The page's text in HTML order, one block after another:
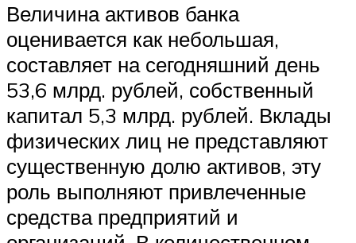
Величина активов банка
оценивается как небольшая,
составляет на сегодняшний день
53,6 млрд. рублей, собственный
капитал 5,3 млрд. рублей. Вклады
физических лиц не представляют
существенную долю активов, эту
роль выполняют привлеченные
средства предприятий и